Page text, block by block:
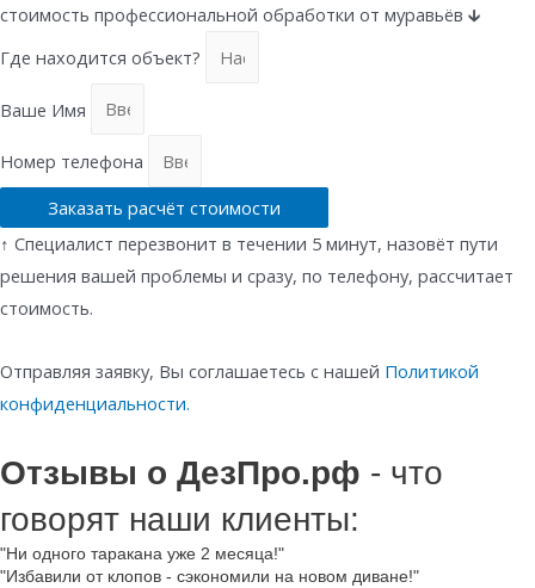
стоимость профессиональной обработки от муравьёв 🡳
Где находится объект?
Ваше Имя
Номер телефона
Заказать расчёт стоимости
↑ Специалист перезвонит в течении 5 минут, назовёт пути
решения вашей проблемы и сразу, по телефону, рассчитает
стоимость.
Отправляя заявку, Вы соглашаетесь с нашей Политикой
конфиденциальности.
Отзывы о ДезПро.рф - что
говорят наши клиенты:
"Ни одного таракана уже 2 месяца!"
"Избавили от клопов - сэкономили на новом диване!"